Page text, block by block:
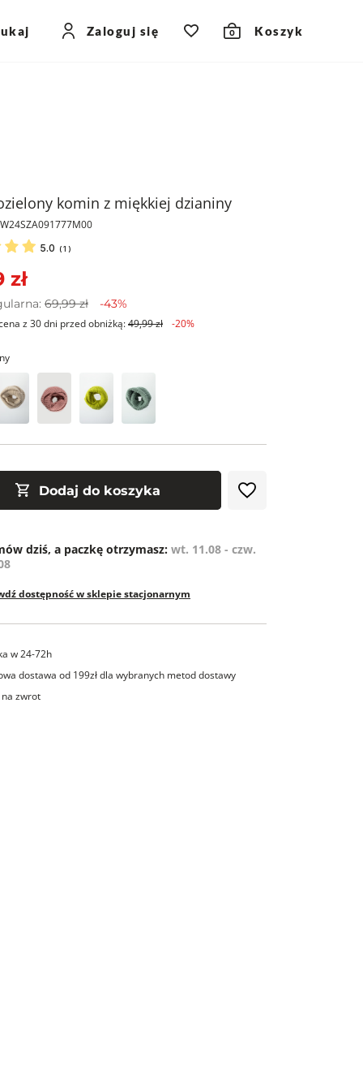
Zaloguj się 0 Koszyk
komin z miękkiej dzianiny
5.0 (1 )
zł
69,99 zł -43%
z 30 dni przed obniżką:49,99 zł -20%
Dodaj do koszyka
dziś, a paczkę otrzymasz: wt. 11.08 - czw.
dostępność w sklepie stacjonarnym
w 24-72h
dostawa od 199zł dla wybranych metod dostawy
zwrot